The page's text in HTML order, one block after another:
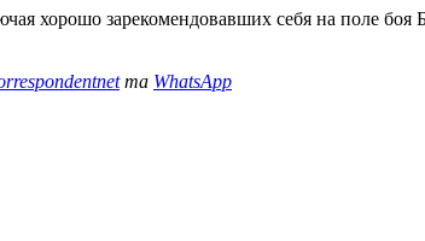
хорошо зарекомендовавших себя на поле
та WhatsApp